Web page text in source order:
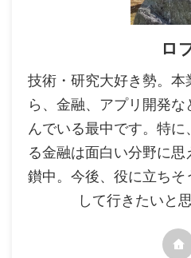
ロ
技術・研究大好き勢。
ら、金融、アプリ開発
んでいる最中です。特
る金融は面白い分野に
鑚中。今後、役に立ち
して行きたいと